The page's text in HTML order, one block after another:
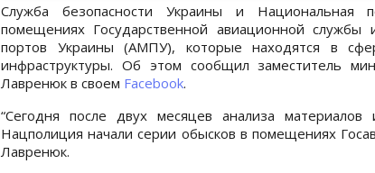
Служба безопасности Украины и Национальная
помещениях Государственной авиационной
портов Украины (АМПУ), которые находятся в
инфраструктуры. Об этом сообщил заместитель
Лавренюк в своем Facebook.
“Сегодня после двух месяцев анализа
Нацполиция начали серии обысков в помещениях
Лавренюк.